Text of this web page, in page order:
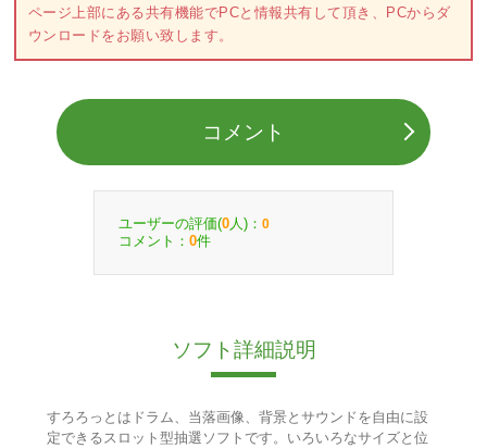
ページ上部にある共有機能でPCと情報共有して頂き、PCからダ
ウンロードをお願い致します。
コメント
ユーザーの評価(0 人)： 0
コメント： 0件
ソフト詳細説明
すろろっとはドラム、当落画像、背景とサウンドを自由に設
定できるスロット型抽選ソフトです。いろいろなサイズと位